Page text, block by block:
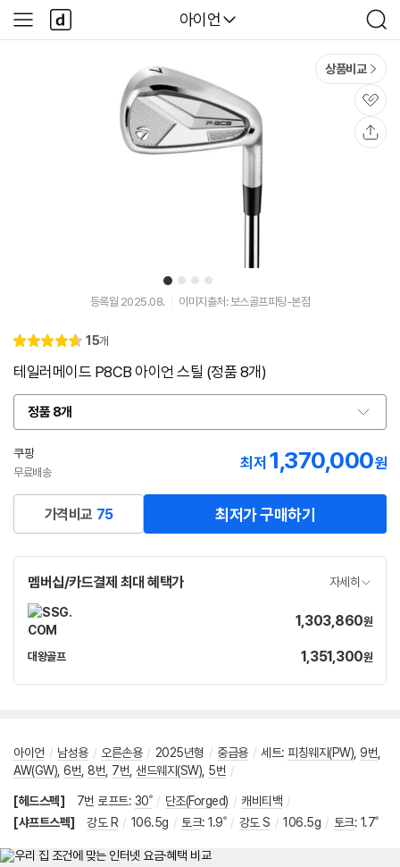
다나와
아이언
검
색
사
이
다
나
와
1 2 3 4
튜
상품비교
관
심
등록월 2025.08. 이미지출처: 보스골프피팅-본점
별
점
4.
리
15개
테일러메이드 P8CB 아이언 스틸 (정품 8개)
정품 8개
옵
션
선
택
쿠팡
무료배송
최저 1,370,000원
가격비교 75 최저가 구매하기
멤버십/카드결제 최대 혜택가 자세히
가1,303,860원
대왕골프네
가1,351,300원
아이언 / 남성용 / 오른손용 / 2025년형 / 중급용 / 세트: 피칭웨지(PW) 9번
AW(GW) 6번 8번 7번 샌드웨지(SW) 5번 /
[헤드스펙] 7번 로프트: 30˚ / 단조(Forged) / 캐비티백 /
[샤프트스펙]
강도 R / 106.5g / 토크: 1.9˚ / 강도 S / 106.5g / 토크: 1.7˚